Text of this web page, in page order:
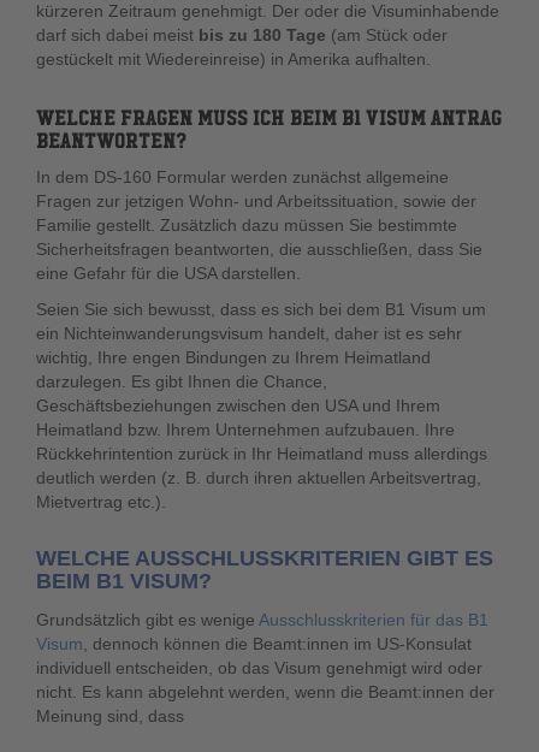
kürzeren Zeitraum genehmigt. Der oder die Visuminhabende
darf sich dabei meist bis zu 180 Tage (am Stück oder
gestückelt mit Wiedereinreise) in Amerika aufhalten.
WELCHE FRAGEN MUSS ICH BEIM B1 VISUM ANTRAG
BEANTWORTEN?
In dem DS-160 Formular werden zunächst allgemeine
Fragen zur jetzigen Wohn- und Arbeitssituation, sowie der
Familie gestellt. Zusätzlich dazu müssen Sie bestimmte
Sicherheitsfragen beantworten, die ausschließen, dass Sie
eine Gefahr für die USA darstellen.
Seien Sie sich bewusst, dass es sich bei dem B1 Visum um
ein Nichteinwanderungsvisum handelt, daher ist es sehr
wichtig, Ihre engen Bindungen zu Ihrem Heimatland
darzulegen. Es gibt Ihnen die Chance,
Geschäftsbeziehungen zwischen den USA und Ihrem
Heimatland bzw. Ihrem Unternehmen aufzubauen. Ihre
Rückkehrintention zurück in Ihr Heimatland muss allerdings
deutlich werden (z. B. durch ihren aktuellen Arbeitsvertrag,
Mietvertrag etc.).
WELCHE AUSSCHLUSSKRITERIEN GIBT ES
BEIM B1 VISUM?
Grundsätzlich gibt es wenige Ausschlusskriterien für das B1
Visum , dennoch können die Beamt:innen im US-Konsulat
individuell entscheiden, ob das Visum genehmigt wird oder
nicht. Es kann abgelehnt werden, wenn die Beamt:innen der
Meinung sind, dass